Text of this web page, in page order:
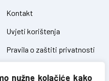
nužne kolačiće kako
Kontakt
Uvjeti korištenja
Pravila o zaštiti privatnosti